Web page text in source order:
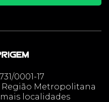
0001-17
Região Metropolitana
localidades